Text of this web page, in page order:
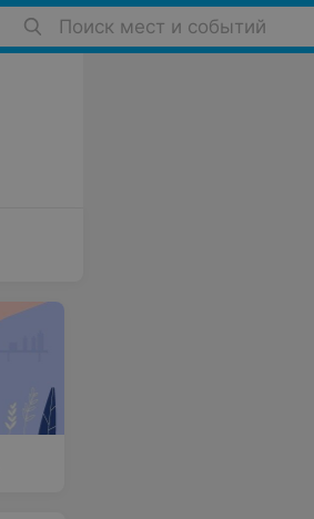
Поиск мест и событий